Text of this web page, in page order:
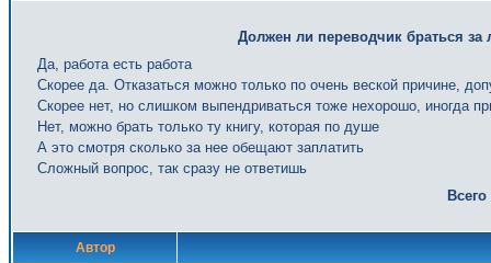
Должен ли переводчик браться за
Да, работа есть работа
Скорее да. Отказаться можно только по очень веской причине,
Скорее нет, но слишком выпендриваться тоже нехорошо, иногда
Нет, можно брать только ту книгу, которая по душе
А это смотря сколько за нее обещают заплатить
Сложный вопрос, так сразу не ответишь
Автор